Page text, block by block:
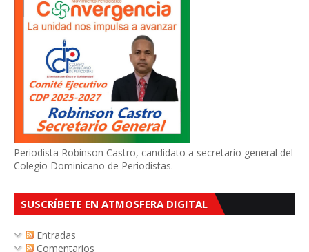
Periodista Robinson Castro, candidato a secretario general del
Colegio Dominicano de Periodistas.
SUSCRÍBETE EN ATMOSFERA DIGITAL
Entradas
Comentarios